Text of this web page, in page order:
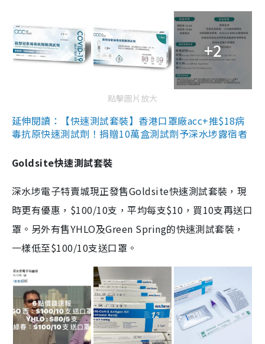
+2
點擊圖片放大
延伸閱讀：【快速測試套裝】香港口罩廠acc+推$18病
毒抗原快速測試劑！捐贈10萬盒測試劑予深水埗露宿者
Goldsite快速測試套裝
深水埗電子特賣城現正發售Goldsite快速測試套裝，現
時更有優惠，$100/10支，平均每支$10，買10支再送口
罩。另外有售YHLO及Green Spring的快速測試套裝，
一樣低至$100/10支送口罩。